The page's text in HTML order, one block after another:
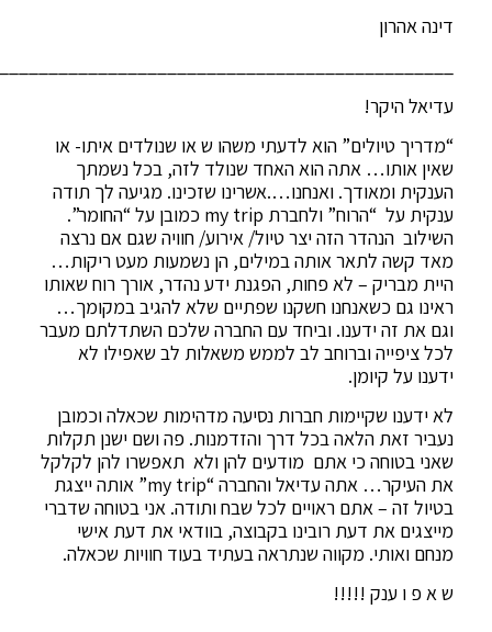
דינה אהרון
עדיאל היקר!
“מדריך טיולים” הוא לדעתי משהו ש או שנולדים איתו- או
שאין אותו… אתה הוא האחד שנולד לזה, בכל נשמתך
הענקית ומאודך. ואנחנו….אשרינו שזכינו. מגיעה לך תודה
ענקית על “הרוח” ולחברת my trip כמובן על “החומר”.
השילוב הנהדר הזה יצר טיול/ אירוע/ חוויה שגם אם נרצה
מאד קשה לתאר אותה במילים, הן נשמעות מעט ריקות…
היית מבריק – לא פחות, הפגנת ידע נהדר, אורך רוח שאותו
ראינו גם כשאנחנו חשקנו שפתיים שלא להגיב במקומך…
וגם את זה ידענו. וביחד עם החברה שלכם השתדלתם מעבר
לכל ציפייה וברוחב לב לממש משאלות לב שאפילו לא
ידענו על קיומן.
לא ידענו שקיימות חברות נסיעה מדהימות שכאלה וכמובן
נעביר זאת הלאה בכל דרך והזדמנות. פה ושם ישנן תקלות
שאני בטוחה כי אתם מודעים להן ולא תאפשרו להן לקלקל
את העיקר… אתה עדיאל והחברה “my trip” אותה ייצגת
בטיול זה – אתם ראויים לכל שבח ותודה. אני בטוחה שדברי
מייצגים את דעת רובינו בקבוצה, בוודאי את דעת אישי
מנחם ואותי. מקווה שנתראה בעתיד בעוד חוויות שכאלה.
ש א פ ו ענק !!!!!